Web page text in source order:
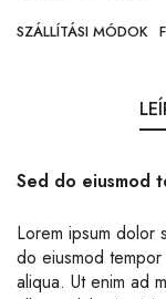
SZÁLLÍTÁSI MÓDOK
Sed do eiusmod
Lorem ipsum dolor
do eiusmod
aliqua. Ut enim ad